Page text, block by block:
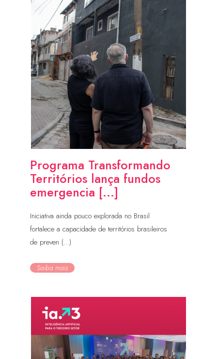
Programa Transformando
Territórios lança fundos
emergencia [...]
Iniciativa ainda pouco explorada no Brasil
fortalece a capacidade de territórios brasileiros
de preven (...)
Saiba mais